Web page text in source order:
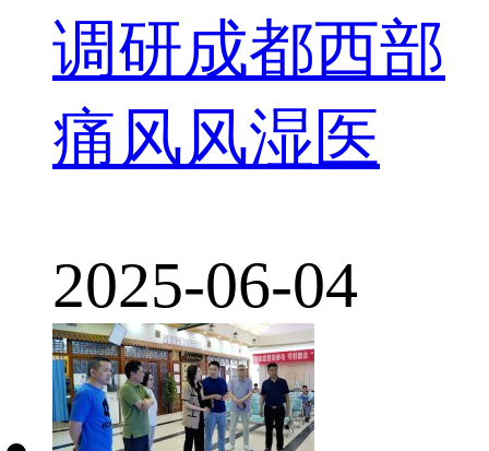
调研成都西部
痛风风湿医
2025-06-04